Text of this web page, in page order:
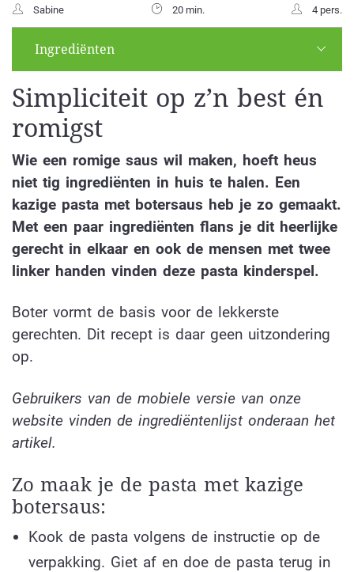
Sabine 20 min. 4 pers.
Ingrediënten
Simpliciteit op z’n best én
romigst
Wie een romige saus wil maken, hoeft heus
niet tig ingrediënten in huis te halen. Een
kazige pasta met botersaus heb je zo gemaakt.
Met een paar ingrediënten flans je dit heerlijke
gerecht in elkaar en ook de mensen met twee
linker handen vinden deze pasta kinderspel.
Boter vormt de basis voor de lekkerste
gerechten. Dit recept is daar geen uitzondering
op.
Gebruikers van de mobiele versie van onze
website vinden de ingrediëntenlijst onderaan het
artikel.
Zo maak je de pasta met kazige
botersaus:
Kook de pasta volgens de instructie op de
verpakking. Giet af en doe de pasta terug in